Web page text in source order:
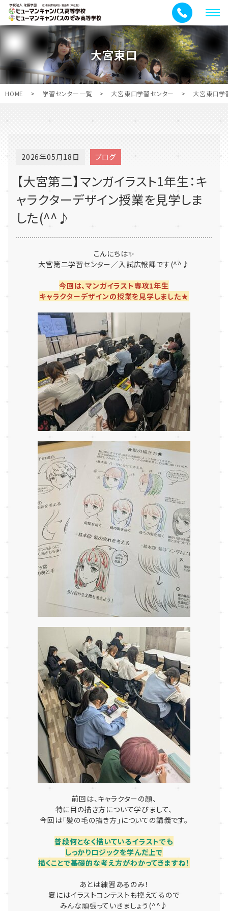
メ
ニ
ュ
ー
大宮東口
HOME > 学習センター一覧 > 大宮東口学習センター > 大宮東口学
2026年05月18日 ブログ
【大宮第二】マンガイラスト1年生：キ
ャラクターデザイン授業を見学しま
した(^^♪
こんにちは✨
大宮第二学習センター／入試広報課です(^^♪
今回は、マンガイラスト専攻1年生
キャラクターデザインの授業を見学しました★
前回は、キャラクターの顔、
特に目の描き方について学びまして、
今回は「髪の毛の描き方」についての講義です。
普段何となく描いているイラストでも
しっかりロジックを学んだ上で
描くことで基礎的な考え方がわかってきますね！
あとは練習あるのみ！
夏にはイラストコンテストも控えてるので
みんな頑張っていきましょう(^^♪